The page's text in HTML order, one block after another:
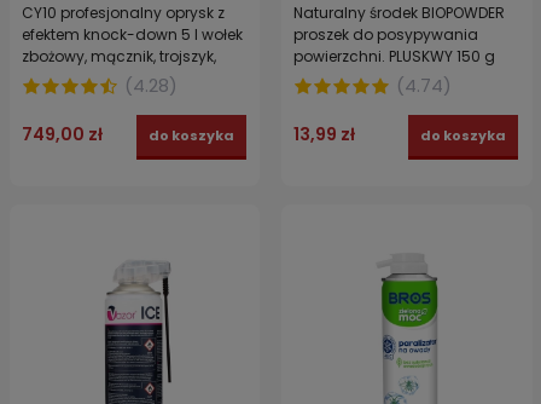
CY10 profesjonalny oprysk z
efektem knock-down 5 l wołek
zbożowy, mącznik, trojszyk,
karaluchy, mole, pchły,
pluskwy
(4.28)
749,00 zł do koszyka
Naturalny środek BIOPOWDER
proszek do posypywania
powierzchni. PLUSKWY 150 g
(4.74)
13,99 zł do koszyka